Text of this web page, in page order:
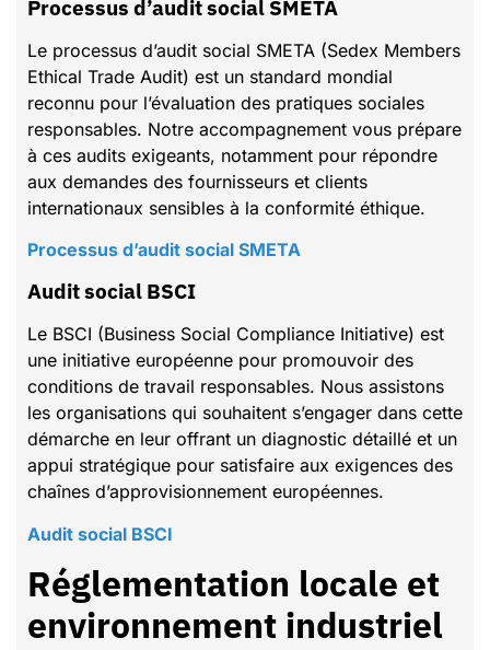
Processus d’audit social SMETA
Le processus d’audit social SMETA (Sedex Members
Ethical Trade Audit) est un standard mondial
reconnu pour l’évaluation des pratiques sociales
responsables. Notre accompagnement vous prépare
à ces audits exigeants, notamment pour répondre
aux demandes des fournisseurs et clients
internationaux sensibles à la conformité éthique.
Processus d’audit social SMETA
Audit social BSCI
Le BSCI (Business Social Compliance Initiative) est
une initiative européenne pour promouvoir des
conditions de travail responsables. Nous assistons
les organisations qui souhaitent s’engager dans cette
démarche en leur offrant un diagnostic détaillé et un
appui stratégique pour satisfaire aux exigences des
chaînes d’approvisionnement européennes.
Audit social BSCI
Réglementation locale et
environnement industriel